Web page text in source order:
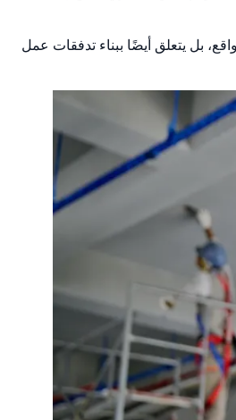
بل يتعلق أيضًا ببناء تدفقات عمل